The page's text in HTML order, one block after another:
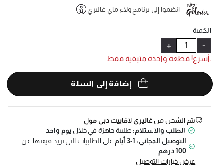
انضموا إلى برنامج ولاء ماي غاليري
الكمية
-
+
.أسرع! قطعة واحدة متبقية فقط
إضافة إلى السلة
يتم الشحن منغاليري لافاييت دبي مول
الطلب والاستلام: طلبية جاهزة في خلال يوم واحد
التوصيل المجاني: 1-3 أيام
على الطلبيات التي تزيد قيمتها عن
100 درهم
عرض خيارات التوصيل